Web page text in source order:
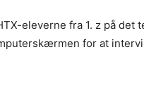
eleverne fra 1. z på det
for at